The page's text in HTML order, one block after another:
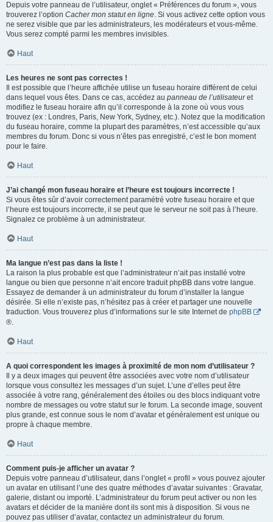
Depuis votre panneau de l’utilisateur, onglet « Préférences du forum », vous
trouverez l’option Cacher mon statut en ligne. Si vous activez cette option vous
ne serez visible que par les administrateurs, les modérateurs et vous-même.
Vous serez compté parmi les membres invisibles.
Haut
Les heures ne sont pas correctes !
Il est possible que l’heure affichée utilise un fuseau horaire différent de celui
dans lequel vous êtes. Dans ce cas, accédez au panneau de l’utilisateuret
modifiez le fuseau horaire afin qu’il corresponde à la zone où vous vous
trouvez (ex : Londres, Paris, New York, Sydney, etc.). Notez que la modification
du fuseau horaire, comme la plupart des paramètres, n’est accessible qu’aux
membres du forum. Donc si vous n’êtes pas enregistré, c’est le bon moment
pour le faire.
Haut
J’ai changé mon fuseau horaire et l’heure est toujours incorrecte !
Si vous êtes sûr d’avoir correctement paramétré votre fuseau horaire et que
l’heure est toujours incorrecte, il se peut que le serveur ne soit pas à l’heure.
Signalez ce problème à un administrateur.
Haut
Ma langue n’est pas dans la liste !
La raison la plus probable est que l’administrateur n’ait pas installé votre
langue ou bien que personne n’ait encore traduit phpBB dans votre langue.
Essayez de demander à un administrateur du forum d’installer la langue
désirée. Si elle n’existe pas, n’hésitez pas à créer et partager une nouvelle
traduction. Vous trouverez plus d’informations sur le site Internet de phpBB
®.
Haut
A quoi correspondent les images à proximité de mon nom d’utilisateur ?
Il y a deux images qui peuvent être associées avec votre nom d’utilisateur
lorsque vous consultez les messages d’un sujet. L’une d’elles peut être
associée à votre rang, généralement des étoiles ou des blocs indiquant votre
nombre de messages ou votre statut sur le forum. La seconde image, souvent
plus grande, est connue sous le nom d’avatar et généralement est unique ou
propre à chaque membre.
Haut
Comment puis-je afficher un avatar ?
Depuis votre panneau d’utilisateur, dans l’onglet « profil » vous pouvez ajouter
un avatar en utilisant l’une des quatre méthodes d’avatar suivantes : Gravatar,
galerie, distant ou importé. L’administrateur du forum peut activer ou non les
avatars et décider de la manière dont ils sont mis à disposition. Si vous ne
pouvez pas utiliser d’avatar, contactez un administrateur du forum.